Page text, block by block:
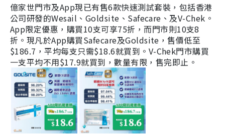
億家世門市及App現已有售6款快速測試套裝，包括香港
公司研發的Wesail、Goldsite、Safecare、及V-Chek。
App限定優惠，購買10支可享75折，而門市則10支8
折。現凡於App購買Safecare及Goldsite，售價低至
$186.7，平均每支只需$18.6就買到。V-Chek門市購買
一支平均不用$17.9就買到，數量有限，售完即止。